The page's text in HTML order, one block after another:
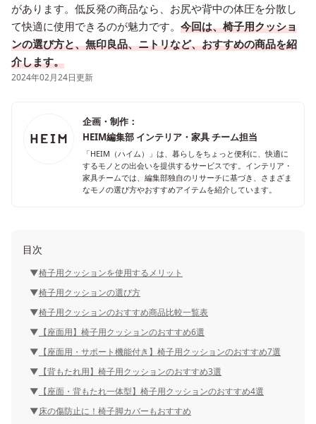
があります。低反発の商品なら、お尻や背中の体圧を分散し
て快適に使用できるのが魅力です。 今回は、椅子用クッショ
ンの選び方と、無印良品、ニトリなど、おすすめの商品を紹
介します。
2024年02月24日更新
企画・制作：
HEIM編集部 インテリア・家具 チーム担当
「HEIM（ハイム）」は、暮らしをちょっと便利に、快適に
するモノとの出会いを提供するサービスです。インテリア・
家具チームでは、編集部独自のリサーチに基づき、さまざま
なモノの選び方やおすすめアイテムを紹介しています。
目次
椅子用クッションを使用するメリット
椅子用クッションの選び方
椅子用クッションのおすすめ商品比較一覧表
【座面用】椅子用クッションのおすすめ6選
【座面用・サポート機能付き】椅子用クッションのおすすめ7選
【背もたれ用】椅子用クッションのおすすめ3選
【座面・背もたれ一体型】椅子用クッションのおすすめ4選
床の傷防止に！椅子脚カバーもおすすめ